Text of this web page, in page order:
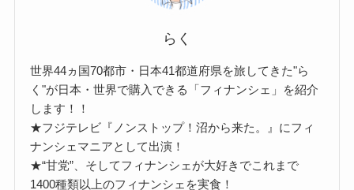
らく
世界44ヵ国70都市・日本41都道府県を旅してきた"ら
く"が日本・世界で購入できる「フィナンシェ」を紹介
します！！
★フジテレビ『ノンストップ！沼から来た。』にフィ
ナンシェマニアとして出演！
★“甘党”、そしてフィナンシェが大好きでこれまで
1400種類以上のフィナンシェを実食！